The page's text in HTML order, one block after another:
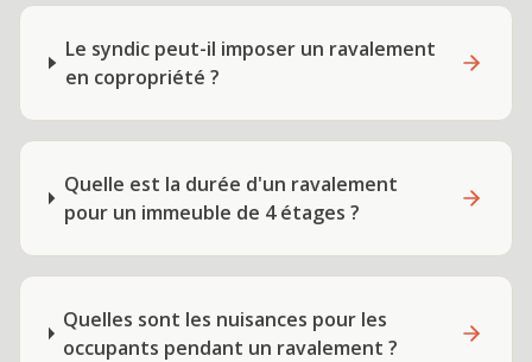
Le syndic peut-il imposer un ravalement
en copropriété ?
Quelle est la durée d'un ravalement
pour un immeuble de 4 étages ?
Quelles sont les nuisances pour les
occupants pendant un ravalement ?